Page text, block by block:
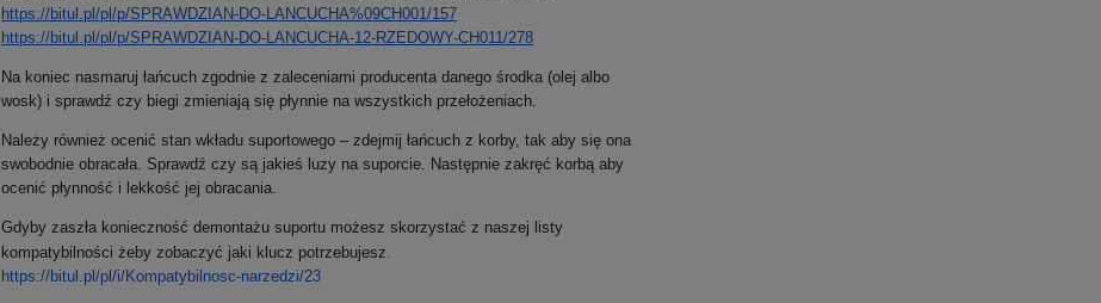
https://bitul.pl/pl/p/SPRAWDZIAN-DO-LANCUCHA%09CH001/157
https://bitul.pl/pl/p/SPRAWDZIAN-DO-LANCUCHA-12-RZEDOWY-CH011/278
Na koniec nasmaruj łańcuch zgodnie z zaleceniami producenta danego środka (olej albo
wosk) i sprawdź czy biegi zmieniają się płynnie na wszystkich przełożeniach.
Należy również ocenić stan wkładu suportowego – zdejmij łańcuch z korby, tak aby się ona
swobodnie obracała. Sprawdź czy są jakieś luzy na suporcie. Następnie zakręć korbą aby
ocenić płynność i lekkość jej obracania.
Gdyby zaszła konieczność demontażu suportu możesz skorzystać z naszej listy
kompatybilności żeby zobaczyć jaki klucz potrzebujesz.
https://bitul.pl/pl/i/Kompatybilnosc-narzedzi/23